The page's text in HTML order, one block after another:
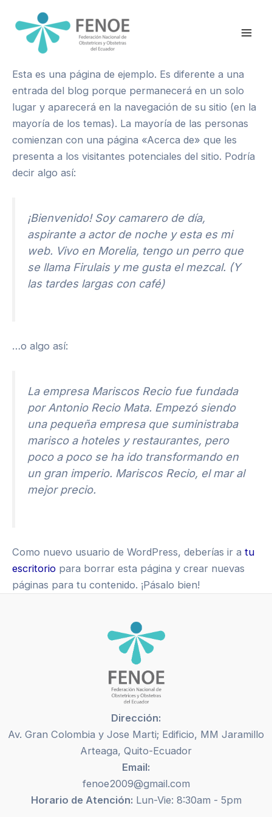
contenido
Esta es una página de ejemplo. Es diferente a una
entrada del blog porque permanecerá en un solo
lugar y aparecerá en la navegación de su sitio (en la
mayoría de los temas). La mayoría de las personas
comienzan con una página «Acerca de» que les
presenta a los visitantes potenciales del sitio. Podría
decir algo así:
¡Bienvenido! Soy camarero de día,
aspirante a actor de noche y esta es mi
web. Vivo en Morelia, tengo un perro que
se llama Firulais y me gusta el mezcal. (Y
las tardes largas con café)
…o algo así:
La empresa Mariscos Recio fue fundada
por Antonio Recio Mata. Empezó siendo
una pequeña empresa que suministraba
marisco a hoteles y restaurantes, pero
poco a poco se ha ido transformando en
un gran imperio. Mariscos Recio, el mar al
mejor precio.
Como nuevo usuario de WordPress, deberías ir a tu
escritorio para borrar esta página y crear nuevas
páginas para tu contenido. ¡Pásalo bien!
Dirección:
Av. Gran Colombia y Jose Marti; Edificio, MM Jaramillo
Arteaga, Quito-Ecuador
Email:
fenoe2009@gmail.com
Horario de Atención: Lun-Vie: 8:30am - 5pm